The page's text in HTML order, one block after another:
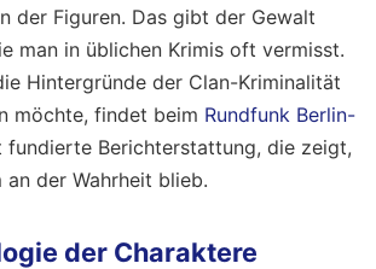
der Figuren. Das gibt der Gewalt
man in üblichen Krimis oft vermisst.
Hintergründe der Clan-Kriminalität
möchte, findet beim Rundfunk Berlin-
fundierte Berichterstattung, die zeigt,
an der Wahrheit blieb.
der Charaktere